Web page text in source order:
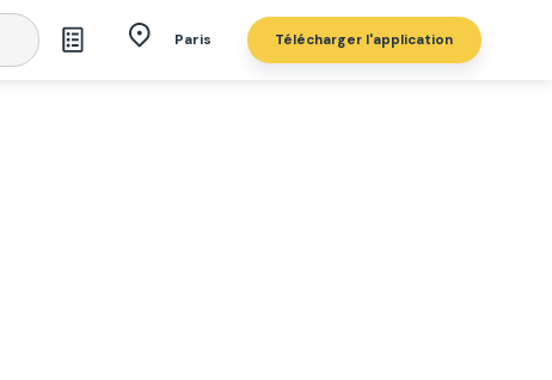
Paris Télécharger l'application